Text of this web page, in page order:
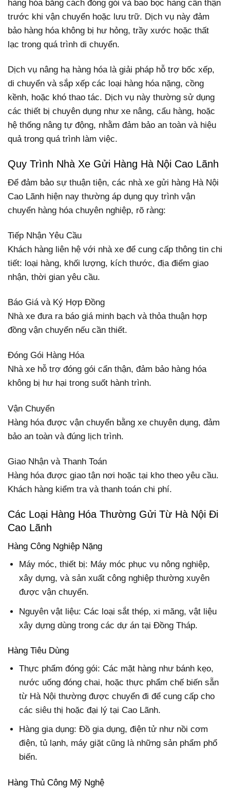
hàng hóa bằng cách đóng gói và bao bọc hàng cẩn thận
trước khi vận chuyển hoặc lưu trữ. Dịch vụ này đảm
bảo hàng hóa không bị hư hỏng, trầy xước hoặc thất
lạc trong quá trình di chuyển.
Dịch vụ nâng hạ hàng hóa là giải pháp hỗ trợ bốc xếp,
di chuyển và sắp xếp các loại hàng hóa nặng, cồng
kềnh, hoặc khó thao tác. Dịch vụ này thường sử dụng
các thiết bị chuyên dụng như xe nâng, cẩu hàng, hoặc
hệ thống nâng tự động, nhằm đảm bảo an toàn và hiệu
quả trong quá trình làm việc.
Quy Trình Nhà Xe Gửi Hàng Hà Nội Cao Lãnh
Để đảm bảo sự thuận tiện, các nhà xe gửi hàng Hà Nội
Cao Lãnh hiện nay thường áp dụng quy trình vận
chuyển hàng hóa chuyên nghiệp, rõ ràng:
Tiếp Nhận Yêu Cầu
Khách hàng liên hệ với nhà xe để cung cấp thông tin chi
tiết: loại hàng, khối lượng, kích thước, địa điểm giao
nhận, thời gian yêu cầu.
Báo Giá và Ký Hợp Đồng
Nhà xe đưa ra báo giá minh bạch và thỏa thuận hợp
đồng vận chuyển nếu cần thiết.
Đóng Gói Hàng Hóa
Nhà xe hỗ trợ đóng gói cẩn thận, đảm bảo hàng hóa
không bị hư hại trong suốt hành trình.
Vận Chuyển
Hàng hóa được vận chuyển bằng xe chuyên dụng, đảm
bảo an toàn và đúng lịch trình.
Giao Nhận và Thanh Toán
Hàng hóa được giao tận nơi hoặc tại kho theo yêu cầu.
Khách hàng kiểm tra và thanh toán chi phí.
Các Loại Hàng Hóa Thường Gửi Từ Hà Nội Đi
Cao Lãnh
Hàng Công Nghiệp Nặng
Máy móc, thiết bị: Máy móc phục vụ nông nghiệp,
xây dựng, và sản xuất công nghiệp thường xuyên
được vận chuyển.
Nguyên vật liệu: Các loại sắt thép, xi măng, vật liệu
xây dựng dùng trong các dự án tại Đồng Tháp.
Hàng Tiêu Dùng
Thực phẩm đóng gói: Các mặt hàng như bánh kẹo,
nước uống đóng chai, hoặc thực phẩm chế biến sẵn
từ Hà Nội thường được chuyển đi để cung cấp cho
các siêu thị hoặc đại lý tại Cao Lãnh.
Hàng gia dụng: Đồ gia dụng, điện tử như nồi cơm
điện, tủ lạnh, máy giặt cũng là những sản phẩm phổ
biến.
Hàng Thủ Công Mỹ Nghệ